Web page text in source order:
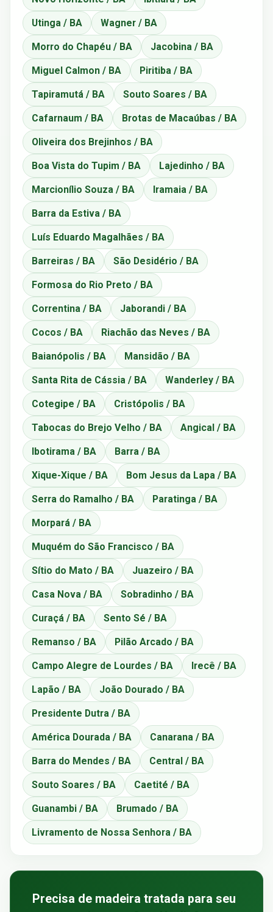
Utinga / BA Wagner / BA
Morro do Chapéu / BA Jacobina / BA
Miguel Calmon / BA Piritiba / BA
Tapiramutá / BA Souto Soares / BA
Cafarnaum / BA Brotas de Macaúbas / BA
Oliveira dos Brejinhos / BA
Boa Vista do Tupim / BA Lajedinho / BA
Marcionílio Souza / BA Iramaia / BA
Barra da Estiva / BA
Luís Eduardo Magalhães / BA
Barreiras / BA São Desidério / BA
Formosa do Rio Preto / BA
Correntina / BA Jaborandi / BA
Cocos / BA Riachão das Neves / BA
Baianópolis / BA Mansidão / BA
Santa Rita de Cássia / BA Wanderley / BA
Cotegipe / BA Cristópolis / BA
Tabocas do Brejo Velho / BA Angical / BA
Ibotirama / BA Barra / BA
Xique-Xique / BA Bom Jesus da Lapa / BA
Serra do Ramalho / BA Paratinga / BA
Morpará / BA
Muquém do São Francisco / BA
Sítio do Mato / BA Juazeiro / BA
Casa Nova / BA Sobradinho / BA
Curaçá / BA Sento Sé / BA
Remanso / BA Pilão Arcado / BA
Campo Alegre de Lourdes / BA Irecê / BA
Lapão / BA João Dourado / BA
Presidente Dutra / BA
América Dourada / BA Canarana / BA
Barra do Mendes / BA Central / BA
Souto Soares / BA Caetité / BA
Guanambi / BA Brumado / BA
Livramento de Nossa Senhora / BA
Precisa de madeira tratada para seu